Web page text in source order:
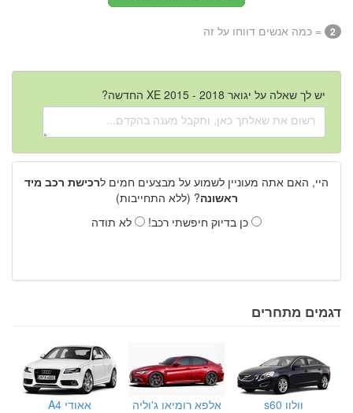
2 = כמה אנשים דווחו על זה
יש לך שאלה על יגואר XE 2015 - 2018 החדשה?
היי, האם אתה מעוניין לשמוע על מבצעים חמים לרכישת רכב מיד
ראשונה? (ללא התחייבות)
כן בדיוק חיפשתי רכב!
לא תודה
דגמים מתחרים
וולוו s60 אלפא רומיאו ג'וליה אאודי A4